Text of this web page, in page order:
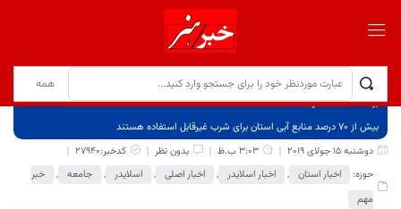
برگ نخست
نوشته‌ها
بیش از ۷۰ درصد منابع آبی استان برای شرب غیرقابل استفاده هستند
دوشنبه 15 جولای 2019
3:03 ب.ظ بدون نظر
کدخبر:27940
حوزه:
اخبار استان , اخبار اسلایدر , اخبار اصلی , اسلایدر , جامعه ,
خبر
مهم